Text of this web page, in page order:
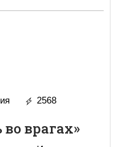
2568
врагах»